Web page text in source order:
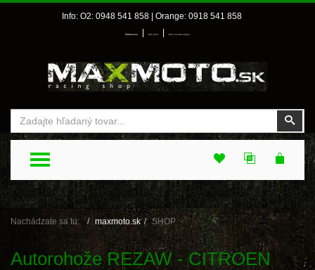
Info: O2: 0948 541 858 | Orange: 0918 541 858
Prihlásenie Môj účet Môj zoznam prianí
TOGGLE MENU
Nachádzate sa tu: maxmoto.sk SHOP
Autorohože REZAW - CITROEN